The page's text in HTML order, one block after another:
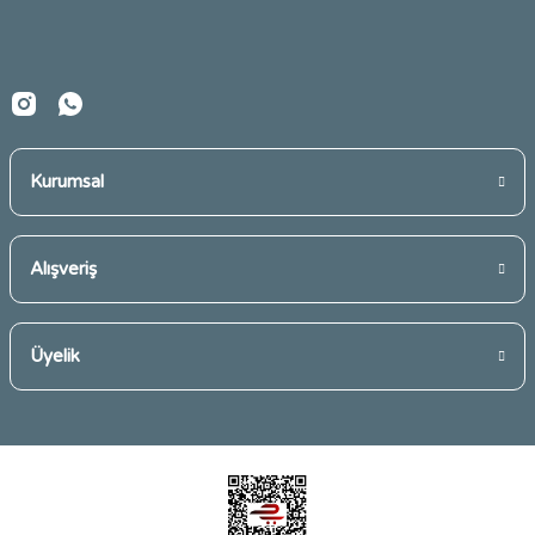
Kurumsal
Alışveriş
Üyelik